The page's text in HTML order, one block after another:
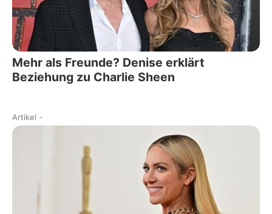
Mehr als Freunde? Denise erklärt
Beziehung zu Charlie Sheen
Artikel -